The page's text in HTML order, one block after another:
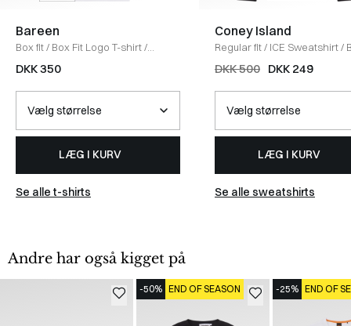
Bareen
Box fit/ Box Fit Logo T-shirt/
WHITE
DKK 350
LÆG I KURV
Se alle t-shirts
Coney Island
Regular fit/ ICE Sweatshirt/
DKK 500 DKK 249
LÆG I KURV
Se alle sweatshirts
Andre har også kigget på
-50% END OF SEASON -25% END OF